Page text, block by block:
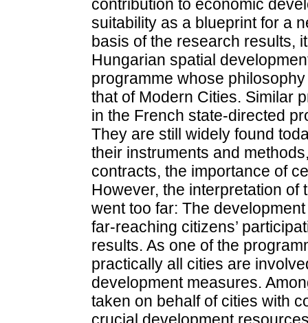
contribution to economic
suitability as a blueprint for a
basis of the research results,
Hungarian spatial
programme whose
that of Modern Cities. Similar
in the French state-directed
They are still widely found
their instruments and
contracts, the importance of
However, the interpretation
went too far: The
far-reaching citizens’
results. As one of the
practically all cities are
development measures.
taken on behalf of cities with